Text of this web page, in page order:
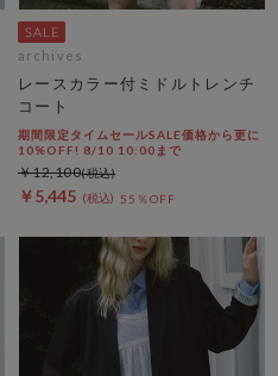
archives
レースカラー付ミドルトレンチ
コート
期間限定タイムセールSALE価格から更に
10%OFF! 8/10 10:00まで
￥5,445 55％OFF
￥12,100